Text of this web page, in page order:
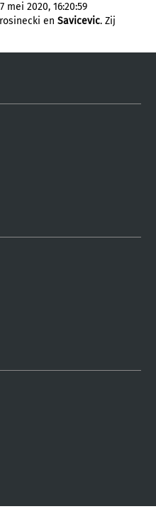
mei 2020, 16:20:59
en Savicevic. Zij